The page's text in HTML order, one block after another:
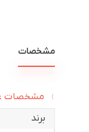
مشخصات
مشخصات
برند